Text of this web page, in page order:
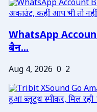
WhatsApp
बैन...
Aug 4, 2026 0 2